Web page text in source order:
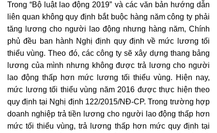
Trong “Bộ luật lao động 2019” và các văn bản hướng dẫn
liên quan không quy định bắt buộc hàng năm công ty phải
tăng lương cho người lao động nhưng hàng năm, Chính
phủ đều ban hành Nghị định quy định về mức lương tối
thiểu vùng. Theo đó, các công ty sẽ xây dựng thang bảng
lương của mình nhưng không được trả lương cho người
lao động thấp hơn mức lương tối thiểu vùng. Hiện nay,
mức lương tối thiểu vùng năm 2016 được thực hiện theo
quy định tại Nghị định 122/2015/NĐ-CP. Trong trường hợp
doanh nghiệp trả tiền lương cho người lao động thấp hơn
mức tối thiểu vùng, trả lương thấp hơn mức quy định tại